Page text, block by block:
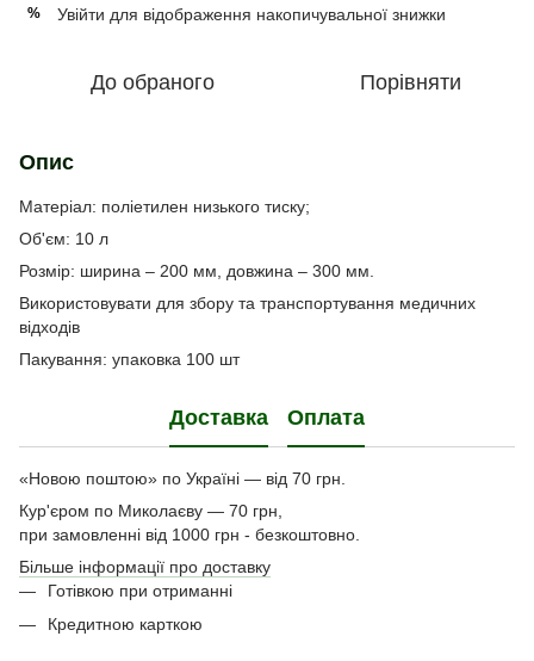
% Увійти для відображення накопичувальної знижки
До обраного Порівняти
Опис
Матеріал: поліетилен низького тиску;
Об'єм: 10 л
Розмір: ширина – 200 мм, довжина – 300 мм.
Використовувати для збору та транспортування медичних
відходів
Пакування: упаковка 100 шт
Доставка Оплата
«Новою поштою» по Україні — від 70 грн.
Кур'єром по Миколаєву — 70 грн,
при замовленні від 1000 грн - безкоштовно.
Більше інформації про доставку
Готівкою при отриманні
Кредитною карткою